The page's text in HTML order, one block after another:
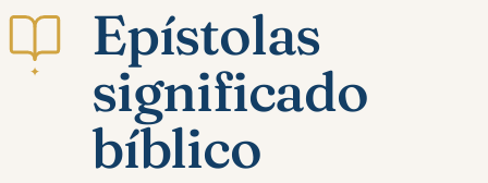
✦
Epístolas
significado
bíblico